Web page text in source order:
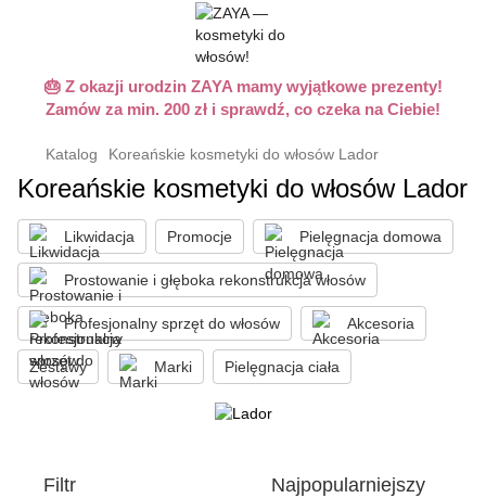
🎂 Z okazji urodzin ZAYA mamy wyjątkowe prezenty!
Zamów za min. 200 zł i sprawdź, co czeka na Ciebie!
Katalog Koreańskie kosmetyki do włosów Lador
Koreańskie kosmetyki do włosów Lador
Likwidacja Promocje Pielęgnacja domowa
Prostowanie i głęboka rekonstrukcja włosów
Profesjonalny sprzęt do włosów Akcesoria
Zestawy Marki Pielęgnacja ciała
Filtr Najpopularniejszy